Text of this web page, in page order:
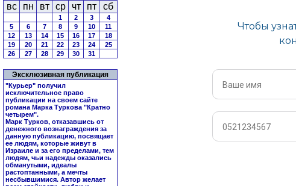
вс пн вт ср чт пт сб
1 2 3
4
5
6 7 8 9 10
11
12
13 14 15 16 17
18
19
20 21 22 23 24
25
26
27 28 29 30 31
Эксклюзивная публикация
"Курьер" получил
исключительное право
публикации на своем сайте
романа Марка Туркова "Кратно
четырем".
Марк Турков, отказавшись от
денежного вознаграждения за
данную публикацию, посвящает
ее людям, которые живут в
Израиле и за его пределами, тем
людям, чьи надежды оказались
обманутыми, идеалы
растоптанными, а мечты
несбывшимися. Автор желает